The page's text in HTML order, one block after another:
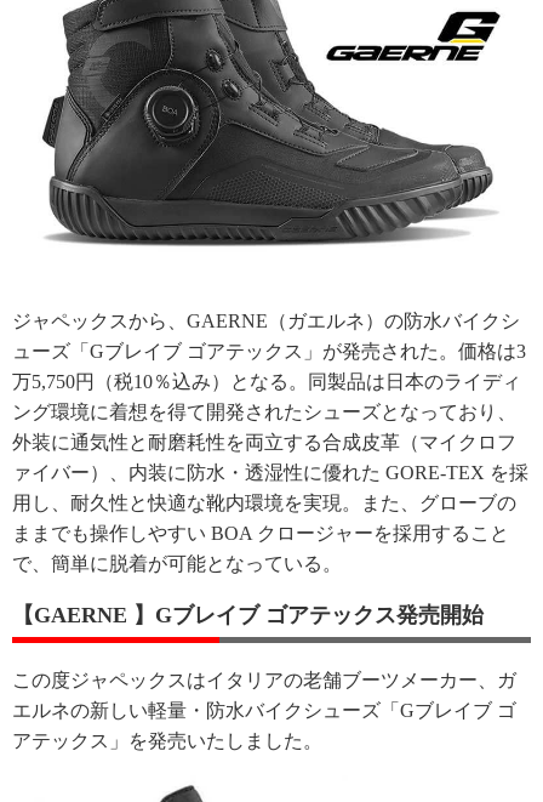
ジャペックスから、GAERNE（ガエルネ）の防水バイクシ
ューズ「Gブレイブ ゴアテックス」が発売された。価格は3
万5,750円（税10％込み）となる。同製品は日本のライディ
ング環境に着想を得て開発されたシューズとなっており、
外装に通気性と耐磨耗性を両立する合成皮革（マイクロフ
ァイバー）、内装に防水・透湿性に優れた GORE-TEX を採
用し、耐久性と快適な靴内環境を実現。また、グローブの
ままでも操作しやすい BOA クロージャーを採用すること
で、簡単に脱着が可能となっている。
【GAERNE 】Gブレイブ ゴアテックス発売開始
この度ジャペックスはイタリアの老舗ブーツメーカー、ガ
エルネの新しい軽量・防水バイクシューズ「Gブレイブ ゴ
アテックス」を発売いたしました。